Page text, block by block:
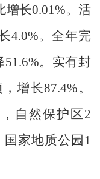
增长0.01%。活
4.0%。全年完
51.6%。实有封
增长87.4%。
自然保护区2
国家地质公园 1